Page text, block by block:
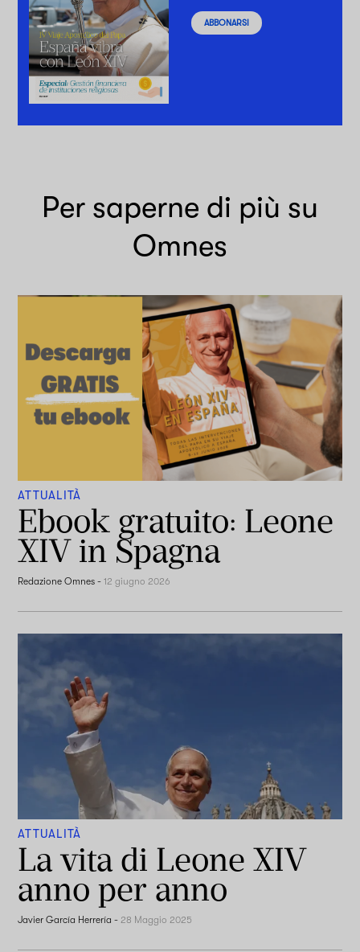
ABBONARSI
Per saperne di più su
Omnes
ATTUALITÀ
Ebook gratuito: Leone
XIV in Spagna
Redazione Omnes -12 giugno 2026
ATTUALITÀ
La vita di Leone XIV
anno per anno
Javier García Herrería -28 Maggio 2025